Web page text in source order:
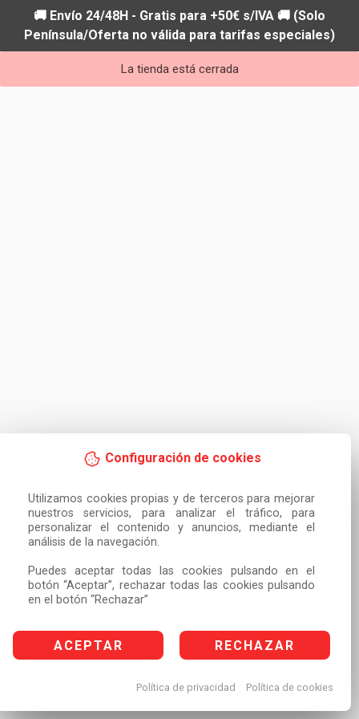
Configuración de cookies
Utilizamos cookies propias y de terceros para mejorar
nuestros servicios, para analizar el tráfico, para
personalizar el contenido y anuncios, mediante el
análisis de la navegación.
Puedes aceptar todas las cookies pulsando en el
botón “Aceptar”, rechazar todas las cookies pulsando
en el botón “Rechazar”
ACEPTAR RECHAZAR
Política de privacidad Política de cookies
🚚 Envío 24/48H - Gratis para +50€ s/IVA 🚚 (Solo
Península/Oferta no válida para tarifas especiales)
La tienda está cerrada